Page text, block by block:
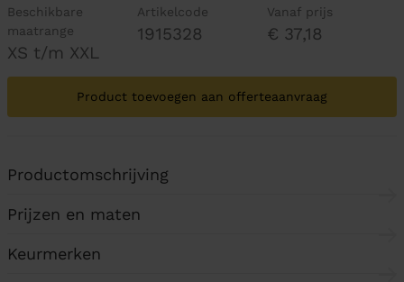
Beschikbare
maatrange
XS t/m XXL
Artikelcode
1915328
Vanaf prijs
€ 37,18
Product toevoegen aan offerteaanvraag
Productomschrijving
Prijzen en maten
Keurmerken